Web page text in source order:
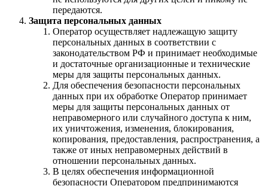
передаются.
Защита персональных данных
Оператор осуществляет надлежащую защиту
персональных данных в соответствии с
законодательством РФ и принимает необходимые
и достаточные организационные и технические
меры для защиты персональных данных.
Для обеспечения безопасности персональных
данных при их обработке Оператор принимает
меры для защиты персональных данных от
неправомерного или случайного доступа к ним,
их уничтожения, изменения, блокирования,
копирования, предоставления, распространения, а
также от иных неправомерных действий в
отношении персональных данных.
В целях обеспечения информационной
безопасности Оператором предпринимаются